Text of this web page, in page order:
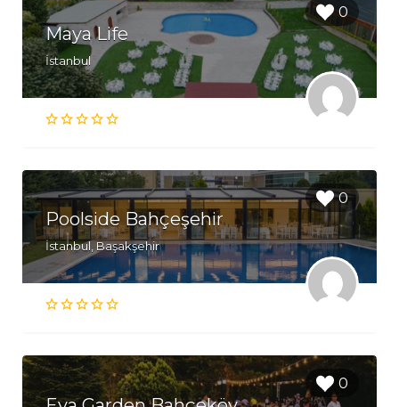
0
Maya Life
İstanbul
0
Poolside Bahçeşehir
İstanbul, Başakşehir
0